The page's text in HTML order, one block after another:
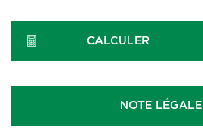
CALCULER
NOTE LÉGALE